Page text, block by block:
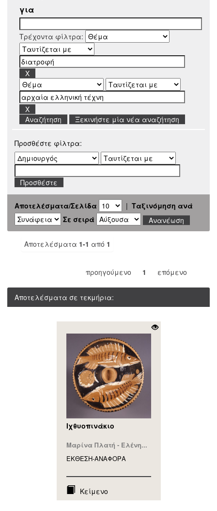
για
Τρέχοντα φίλτρα:
Ξεκινήστε μία νέα αναζήτηση
Προσθέστε φίλτρα:
Αποτελέσματα/Σελίδα | Ταξινόμηση ανά
Σε σειρά
Αποτελέσματα 1-1 από 1
προηγούμενο 1 επόμενο
Αποτελέσματα σε τεκμήρια:
Ιχθυοπινάκιο
Μαρίνα Πλατή - Ελένη...
ΕΚΘΕΣΗ-ΑΝΑΦΟΡA
Κείμενο